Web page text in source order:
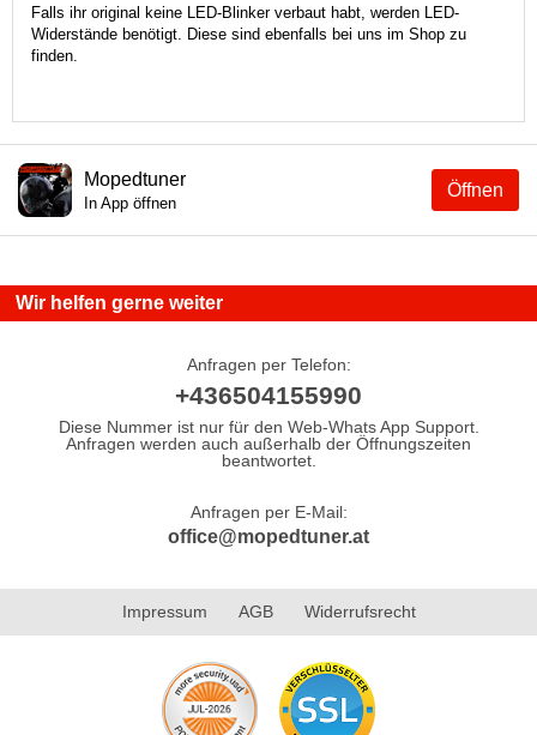
Falls ihr original keine LED-Blinker verbaut habt, werden LED-
Widerstände benötigt. Diese sind ebenfalls bei uns im Shop zu
finden.
Öffnen
Mopedtuner
In App öffnen
Wir helfen gerne weiter
Anfragen per Telefon:
+436504155990
Diese Nummer ist nur für den Web-Whats App Support.
Anfragen werden auch außerhalb der Öffnungszeiten
beantwortet.
Anfragen per E-Mail:
office@mopedtuner.at
Impressum AGB Widerrufsrecht